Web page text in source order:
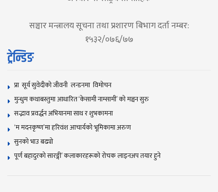
सञ्चार मन्त्रालय सूचना तथा प्रशारण बिभाग दर्ता नम्बर:
१५३२/०७६/७७
ट्रेन्डिङ
प्रा सूर्य सुवेदीको जीवनी लन्डनमा विमोचन
मुन्धुम कथाबस्तुमा आधारित ‘केसामी नाम्सामी’ काे मञ्चन सुरु
सद्भाव प्रवर्द्धन अभियानमा साथ र शुभकामना
‘म मदनकृष्ण’मा हरिवंश आचार्यको भूमिकामा अरुण
सुनकाे भाउ बढ्याे
पूर्ण बहादुरको सारङ्गी’ कलाकारहरूको रोचक लाइनअप तयार हुने